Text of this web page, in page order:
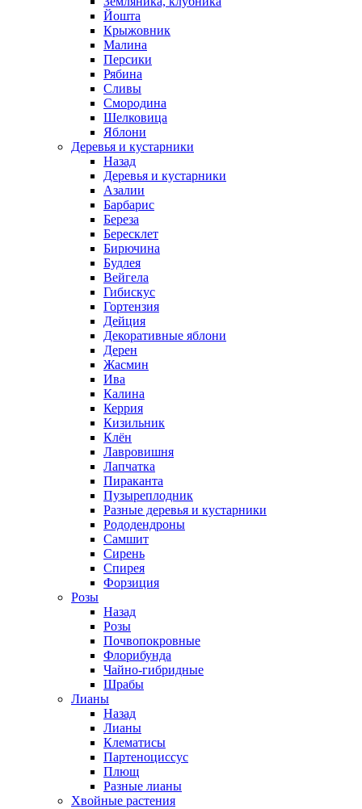
Йошта
Крыжовник
Малина
Персики
Рябина
Сливы
Смородина
Шелковица
Яблони
Деревья и кустарники
Назад
Деревья и кустарники
Азалии
Барбарис
Береза
Бересклет
Бирючина
Будлея
Вейгела
Гибискус
Гортензия
Дейция
Декоративные яблони
Дерен
Жасмин
Ива
Калина
Керрия
Кизильник
Клён
Лавровишня
Лапчатка
Пираканта
Пузыреплодник
Разные деревья и кустарники
Рододендроны
Самшит
Сирень
Спирея
Форзиция
Розы
Назад
Розы
Почвопокровные
Флорибунда
Чайно-гибридные
Шрабы
Лианы
Назад
Лианы
Клематисы
Партеноциссус
Плющ
Разные лианы
Хвойные растения